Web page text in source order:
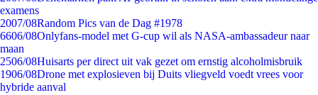
examens
2007/08Random Pics van de Dag #1978
6606/08Onlyfans-model met G-cup wil als NASA-ambassadeur naar
maan
2506/08Huisarts per direct uit vak gezet om ernstig alcoholmisbruik
1906/08Drone met explosieven bij Duits vliegveld voedt vrees voor
hybride aanval